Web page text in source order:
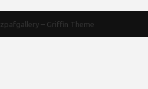
zpafgallery – Griffin Theme